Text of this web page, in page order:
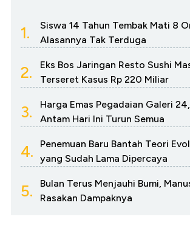
1.
Siswa 14 Tahun Tembak Mati 8
Alasannya Tak Terduga
2.
Eks Bos Jaringan Resto Sushi
Terseret Kasus Rp 220 Miliar
3.
Harga Emas Pegadaian Galeri
Antam Hari Ini Turun Semua
4.
Penemuan Baru Bantah Teori
yang Sudah Lama Dipercaya
5.
Bulan Terus Menjauhi Bumi,
Rasakan Dampaknya